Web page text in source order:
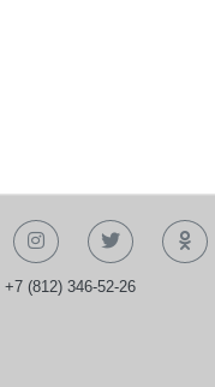
+7 (812) 346-52-26